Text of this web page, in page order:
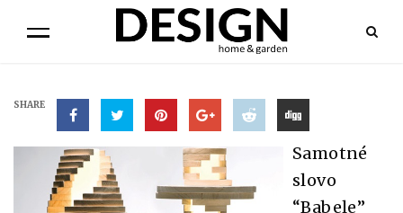
SHARE
Samotné
slovo
“Babele”